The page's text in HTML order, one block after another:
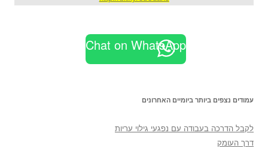
Chat on WhatsApp
עמודים נצפים ביותר ביומיים האחרונים
לקבל הדרכה בעבודה עם נפגעי גילוי עריות
דרך העומק